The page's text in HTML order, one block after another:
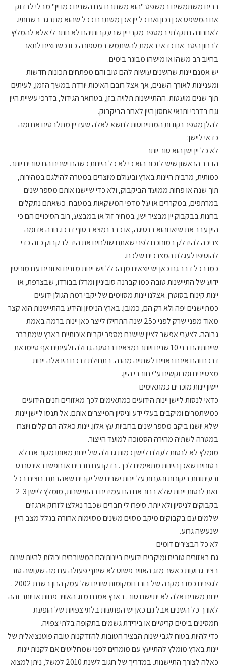
רבים משתמשים במשפט "הוא משתבח עם השנים כמו יין" מבלי לבדוק
אם המשפט אכן נכון ואם כל יין אכן משתבח ככל שהוא מתבגר בשנותיו.
לאחרונה נתקלתי במספר מקרי יין שבעקבותיהם לא נותר לי אלא להמליץ
לבחון היטב אם כדאי באמת להשתמש במטפורה כזו כשרוצים לתאר
בחיוב רב משהו או מישהו מבוגר בימים.
יש אמנם יינות שהשנים עושות להם טוב והם מפתחים תכונות חדשות
ומעניינות לאורך השנים, אך אצל רובם האיכות יורדת במשך הזמן, לעיתים
תוך שנים מועטות. ההתיישנות תלויה בזן, בטרואר הגידול, בדרכי עשיית היין
וגם בדרכי ותנאי אחסון היין לאחר הביקבוק.
להלן מספר נקודות המתייחסות לנושא לאלה שעדיין מתלבטים אם ומה
כדאי ליישן:
לא כל יין ישן הוא טוב יותר
הדבר הראשון שיש לזכור הוא כי לא כל היינות כשהם ישנים הם טובים יותר.
כמותית, מרבית היינות בארץ ובעולם מיוצרים במטרה להילגם במהירות,
תוך שנה או פחות ממועד הביקבוק, ולא כדי שיישנו אותם מספר שנים
במרתפים, במקררים או על מדפי המשקאות במטבח. כשאתם נתקלים
בחנות בבקבוק יין מבציר ישן, במחיר זול או במבצע, רוב הסיכויים הם כי
היין עבר את שיאו והוא בנסיגה, או כבר נמצא בסוף דרכו. נורה אדומה
צריכה להידלק במוחכם לפני שאתם שולחים את היד לבקבוק כזה כדי
להוסיפו לעגלת המצרכים שלכם.
כמו בכל דבר גם כאן יש יוצאים מן הכלל ויש יינות מזנים ואזורים עם מוניטין
ידוע של התיישנות טובה כמו קברנה סוביניון ומרלו בבורדו, שבצרפת, או
יינות קינוח בסוטרן. אצלנו יינות מסוימים של יקבי רמת הגולן ידועים
כמתיישנים יפה ולא רק הם, כמובן. בארץ הניסיון והידע בהתיישנות הוא קצר
מאוד מפני שרק לפני כ25 שנה התחילו לייצר כאן יינות ברמה באמת
גבוהה. לצערי אפשר לציין שישנם מספר יקבים איכותיים בארץ שמתברר
שיינותיהם בני 10 שנים ויותר נמצאים בנסיגה גדולה ולעיתים אף סיימו את
דרכם והם אינם ראויים לשתייה מהנה. בתחילת דרכם היו אלה יינות
מצטיינים ומבוקשים ע"י חובבי היין.
יישון יינות מוכרים כמתאימים
כדאי לנסות ליישן יינות הידועים כמתאימים לכך מאזורים וזנים הידועים
כמשתמרים ומיקבים בעלי ידע וניסיון המייצרים אותם. אל תנסו ליישן יינות
שלא יושנו ביקב מספר שנים בחביות עץ אלון. יינות כאלה הם קלים ויוצרו
במטרה לשתיה מהירה הסמוכה למועד הייצור.
מומלץ לא לנסות לעולם ליישן כמות גדולה של יינות מאותו מקור אם לא
בטוחים שאכן היינות מתאימים לכך. בדקו עם חברים או חפשו באינטרנט
ובעיתונות ביקורות והערות על יינות ישנים של יקבים שאהבתם. רוצים בכל
זאת לנסות יינות שלא ברור אם הם עמידים בהתיישנות, מומלץ ליישן 2-3
בקבוקים לניסיון ולא יותר. סיפרו לי חברים שכבר נאלצו לזרוק ארגזים
שלמים עם בקבוקים מיקב מסוים משנים מסוימות אחורה בגלל מצב היין
שנעשה גרוע.
לא כל הבצירים דומים
גם באזורים טובים ומיקבים ידועים ביינותיהם המשובחים יכולות להיות שנות
בציר גרועות כאשר מזג האוויר פשוט לא שיתף פעולה עם מה שעושה טוב
לגפנים כמו במקרה של בורדו ומקומות שונים של עמק הרון בשנת 2002 .
יינות משנים אלה לא יתיישנו טוב. בארץ אמנם מזג האוויר פחות או יותר זהה
לאורך כל השנים אבל גם כאן יש הפתעות בלתי צפויות של הופעת
חמסינים בימים קריטיים או בירידת גשמים בתקופה בלתי צפויה.
כדי להיות בטוח לגבי שנות הבציר הטובות להזדקנות טובה פוטנציאלית של
יינות בארץ מומלץ להתייעץ עם מומחים לפני שמחליטים אם לקנות יינות
כאלה לצורך התיישנות. במדריך של רוגוב לשנת 2010 למשל, ניתן למצוא